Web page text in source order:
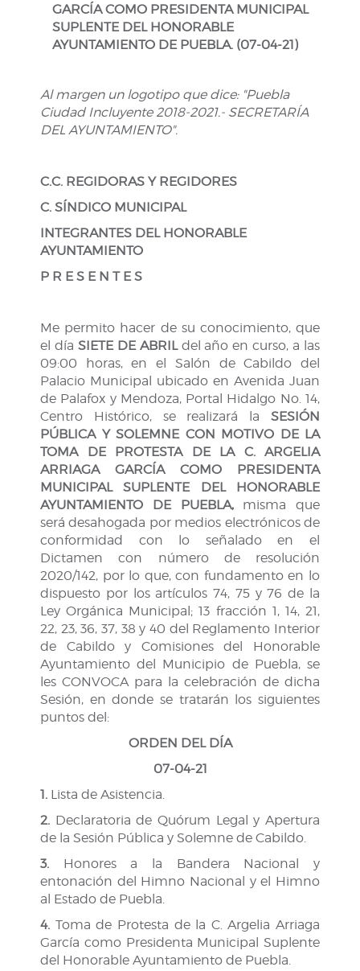
GARCÍA COMO PRESIDENTA MUNICIPAL
SUPLENTE DEL HONORABLE
AYUNTAMIENTO DE PUEBLA. (07-04-21)
Al margen un logotipo que dice: "Puebla
Ciudad Incluyente 2018-2021.- SECRETARÍA
DEL AYUNTAMIENTO".
C.C. REGIDORAS Y REGIDORES
C. SÍNDICO MUNICIPAL
INTEGRANTES DEL HONORABLE
AYUNTAMIENTO
P R E S E N T E S
Me permito hacer de su conocimiento, que
el día SIETE DE ABRIL del año en curso, a las
09:00 horas, en el Salón de Cabildo del
Palacio Municipal ubicado en Avenida Juan
de Palafox y Mendoza, Portal Hidalgo No. 14,
Centro Histórico, se realizará la SESIÓN
PÚBLICA Y SOLEMNE CON MOTIVO DE LA
TOMA DE PROTESTA DE LA C. ARGELIA
ARRIAGA GARCÍA COMO PRESIDENTA
MUNICIPAL SUPLENTE DEL HONORABLE
AYUNTAMIENTO DE PUEBLA, misma que
será desahogada por medios electrónicos de
conformidad con lo señalado en el
Dictamen con número de resolución
2020/142, por lo que, con fundamento en lo
dispuesto por los artículos 74, 75 y 76 de la
Ley Orgánica Municipal; 13 fracción 1, 14, 21,
22, 23, 36, 37, 38 y 40 del Reglamento Interior
de Cabildo y Comisiones del Honorable
Ayuntamiento del Municipio de Puebla, se
les CONVOCA para la celebración de dicha
Sesión, en donde se tratarán los siguientes
puntos del:
ORDEN DEL DÍA
07-04-21
1. Lista de Asistencia.
2. Declaratoria de Quórum Legal y Apertura
de la Sesión Pública y Solemne de Cabildo.
3. Honores a la Bandera Nacional y
entonación del Himno Nacional y el Himno
al Estado de Puebla.
4. Toma de Protesta de la C. Argelia Arriaga
García como Presidenta Municipal Suplente
del Honorable Ayuntamiento de Puebla.